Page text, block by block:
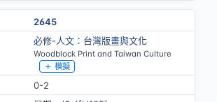
2645
必修-人文：台灣版畫與文化
Woodblock Print and Taiwan Culture
模擬
0-2